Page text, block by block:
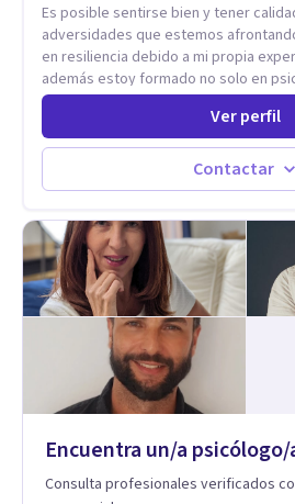
resiliencia y bienestar. Creo profundamente en la
autoconciencia como un camino
transformación personal y para
auténtica y significativa.
Es posible sentirse bien y tener
adversidades que estemos
en resiliencia debido a mi propia
además estoy formado no solo en
coaching y técnicas de alto impacto
ansiedad y terapia de parejas. Sé que
el acompañamiento adecuado todo
cambios en menos de 5 sesiones. Mi
me ha demostrado que no importan
Ver perfil
Contactar
Encuentra un/a psicólogo/
Consulta profesionales verificados